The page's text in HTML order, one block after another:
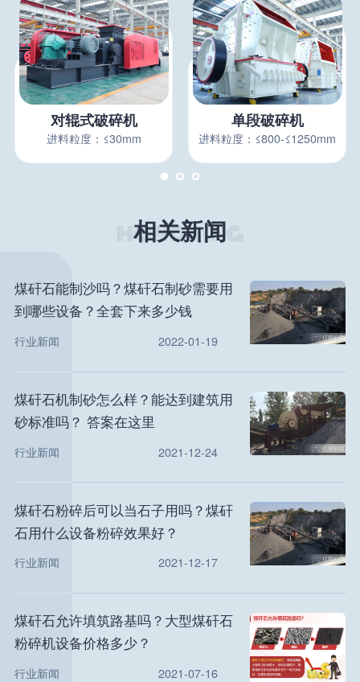
对辊式破碎机
进料粒度：≤30mm
单段破碎机
进料粒度：≤800-≤1250mm
相关新闻
煤矸石能制沙吗？煤矸石制砂需要用
到哪些设备？全套下来多少钱
行业新闻 2022-01-19
煤矸石机制砂怎么样？能达到建筑用
砂标准吗？ 答案在这里
行业新闻 2021-12-24
煤矸石粉碎后可以当石子用吗？煤矸
石用什么设备粉碎效果好？
行业新闻 2021-12-17
煤矸石允许填筑路基吗？大型煤矸石
粉碎机设备价格多少？
行业新闻 2021-07-16